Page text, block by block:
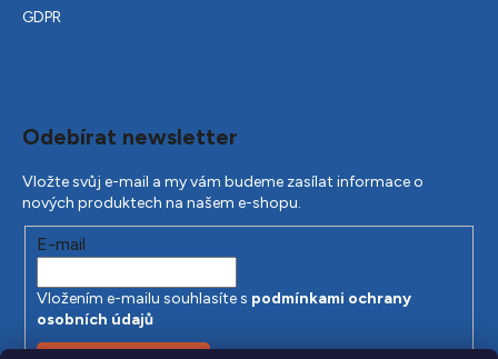
GDPR
Odebírat newsletter
Vložte svůj e-mail a my vám budeme zasílat informace o
nových produktech na našem e-shopu.
E-mail
Vložením e-mailu souhlasíte s podmínkami ochrany
osobních údajů